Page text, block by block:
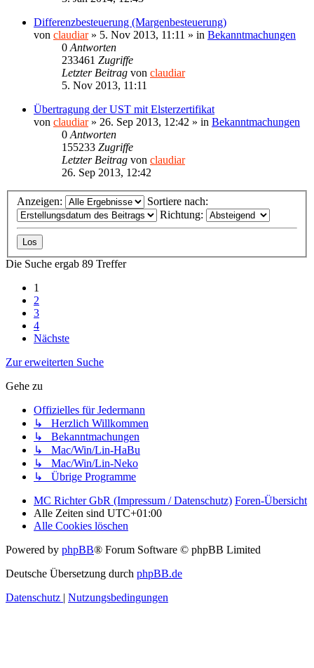
Differenzbesteuerung (Margenbesteuerung)
von claudiar» 5. Nov 2013, 11:11 » in Bekanntmachungen
0 Antworten
233461 Zugriffe
Letzter Beitrag von claudiar
5. Nov 2013, 11:11
Übertragung der UST mit Elsterzertifikat
von claudiar» 26. Sep 2013, 12:42 » in Bekanntmachungen
0 Antworten
155233 Zugriffe
Letzter Beitrag von claudiar
26. Sep 2013, 12:42
Anzeigen:
Sortiere nach:
Richtung:
Die Suche ergab 89 Treffer
1
2
3
4
Nächste
Zur erweiterten Suche
Gehe zu
Offizielles für Jedermann
↳ Herzlich Willkommen
↳ Bekanntmachungen
↳ Mac/Win/Lin-HaBu
↳ Mac/Win/Lin-Neko
↳ Übrige Programme
MC Richter GbR (Impressum / Datenschutz) Foren-Übersicht
Alle Zeiten sind UTC+01:00
Alle Cookies löschen
Powered by phpBB® Forum Software © phpBB Limited
Deutsche Übersetzung durch phpBB.de
Datenschutz
Nutzungsbedingungen